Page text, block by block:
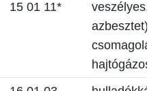
15 01 11*
veszélyes,
azbesztet)
hajtógázos